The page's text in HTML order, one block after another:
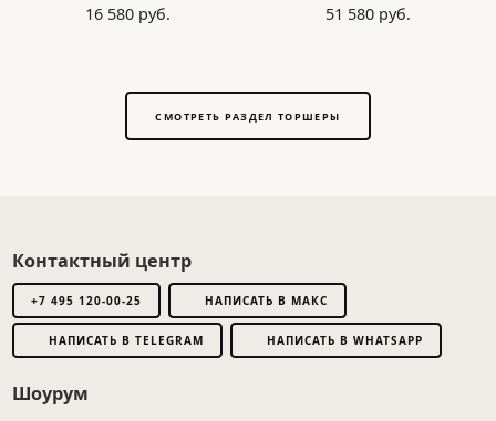
16 580 руб. 51 580 руб.
СМОТРЕТЬ РАЗДЕЛ ТОРШЕРЫ
Контактный центр
+7 495 120-00-25 НАПИСАТЬ В МАКС
НАПИСАТЬ В TELEGRAM НАПИСАТЬ В WHATSAPP
Шоурум